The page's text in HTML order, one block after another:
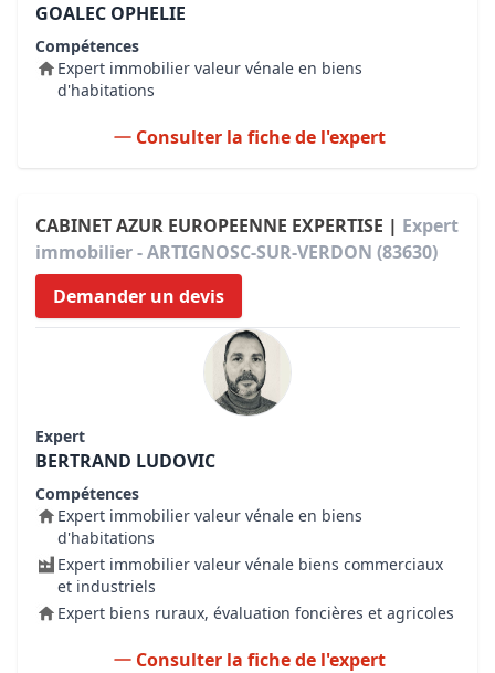
GOALEC OPHELIE
Compétences
Expert immobilier valeur vénale en biens
d'habitations
Consulter la fiche de l'expert
CABINET AZUR EUROPEENNE EXPERTISE | Expert
immobilier - ARTIGNOSC-SUR-VERDON (83630)
Demander un devis
Expert
BERTRAND LUDOVIC
Compétences
Expert immobilier valeur vénale en biens
d'habitations
Expert immobilier valeur vénale biens commerciaux
et industriels
Expert biens ruraux, évaluation foncières et agricoles
Consulter la fiche de l'expert